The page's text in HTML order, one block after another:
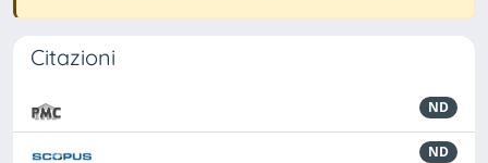
Citazioni
ND
ND